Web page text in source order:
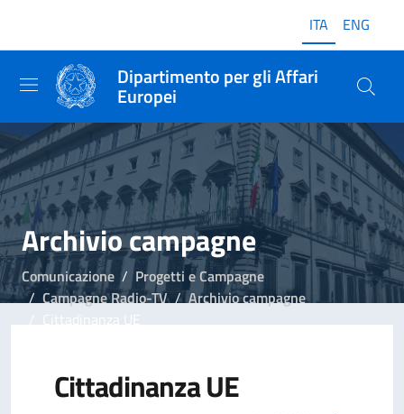
ITA ENG
Dipartimento per gli Affari
Europei
Archivio campagne
Comunicazione
Progetti e Campagne
Campagne Radio-TV
Archivio campagne
Cittadinanza UE
Cittadinanza UE